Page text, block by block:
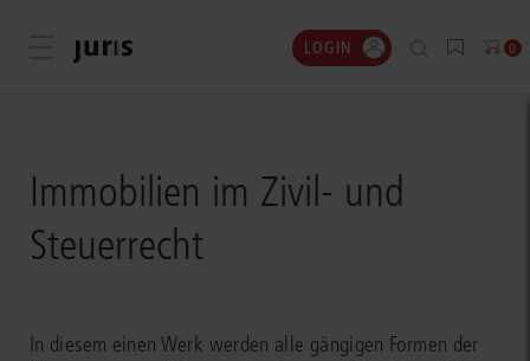
Menü öffnen LOGIN 0
Immobilien im Zivil- und
Steuerrecht
In diesem einen Werk werden alle gängigen Formen der